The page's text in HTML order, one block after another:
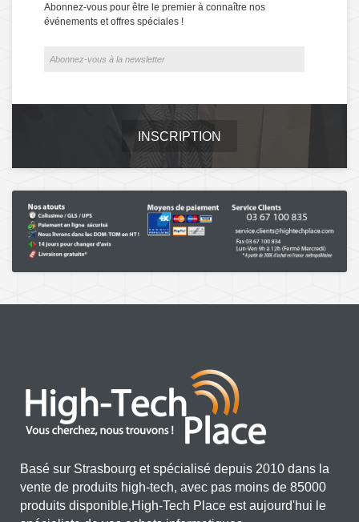
Abonnez-vous pour être le premier à connaître nos
événements et offres spéciales !
INSCRIPTION
Basé sur Strasbourg et spécialisé depuis 2010 dans la
vente de produits high-tech, avec pas moins de 85000
produits disponible,High-Tech Place est aujourd'hui le